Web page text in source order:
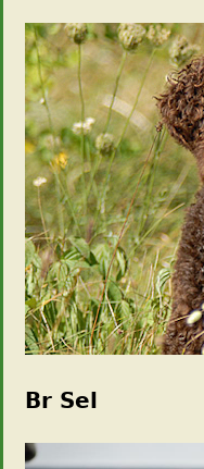
Br Sel